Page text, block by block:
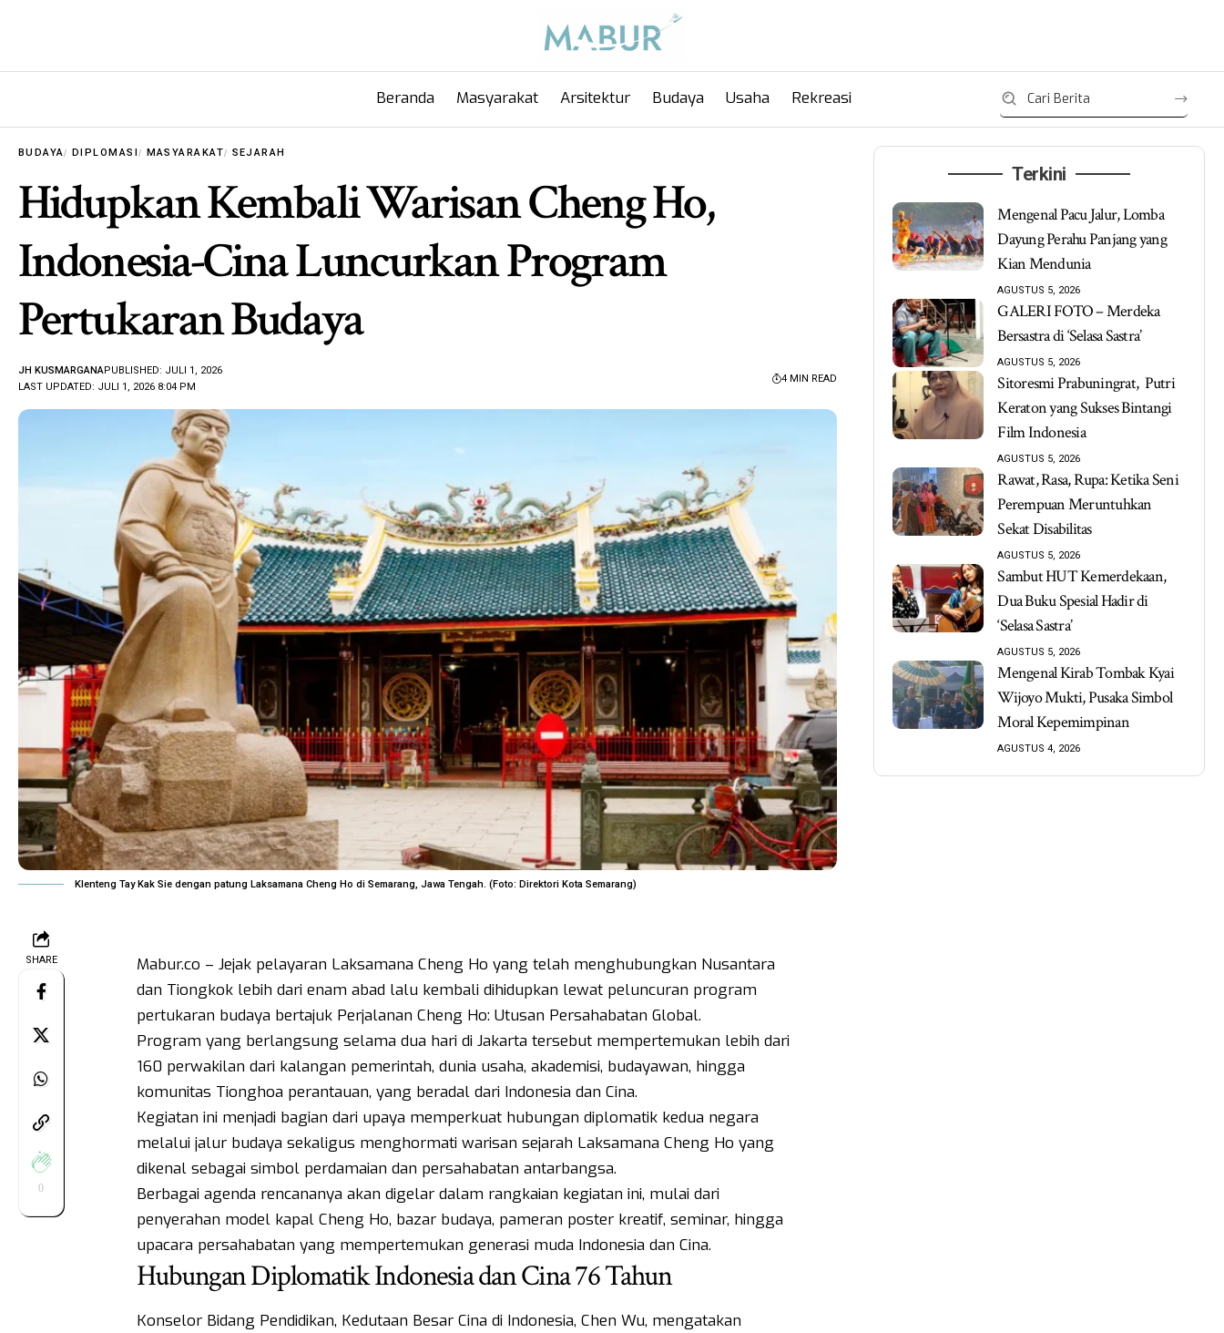
Beranda Masyarakat Arsitektur Budaya Usaha Rekreasi
BUDAYA DIPLOMASI MASYARAKAT SEJARAH
Hidupkan Kembali Warisan Cheng Ho,
Indonesia-Cina Luncurkan Program
Pertukaran Budaya
LAST UPDATED: JULI 1, 2026 8:04 PM
JH KUSMARGANAPUBLISHED: JULI 1, 2026
4 MIN READ
Klenteng Tay Kak Sie dengan patung Laksamana Cheng Ho di Semarang, Jawa Tengah. (Foto: Direktori Kota Semarang)
SHARE
0
Mabur.co – Jejak pelayaran Laksamana Cheng Ho yang telah menghubungkan Nusantara
dan Tiongkok lebih dari enam abad lalu kembali dihidupkan lewat peluncuran program
pertukaran budaya bertajuk Perjalanan Cheng Ho: Utusan Persahabatan Global.
Program yang berlangsung selama dua hari di Jakarta tersebut mempertemukan lebih dari
160 perwakilan dari kalangan pemerintah, dunia usaha, akademisi, budayawan, hingga
komunitas Tionghoa perantauan, yang beradal dari Indonesia dan Cina.
Kegiatan ini menjadi bagian dari upaya memperkuat hubungan diplomatik kedua negara
melalui jalur budaya sekaligus menghormati warisan sejarah Laksamana Cheng Ho yang
dikenal sebagai simbol perdamaian dan persahabatan antarbangsa.
Berbagai agenda rencananya akan digelar dalam rangkaian kegiatan ini, mulai dari
penyerahan model kapal Cheng Ho, bazar budaya, pameran poster kreatif, seminar, hingga
upacara persahabatan yang mempertemukan generasi muda Indonesia dan Cina.
Hubungan Diplomatik Indonesia dan Cina 76 Tahun
Konselor Bidang Pendidikan, Kedutaan Besar Cina di Indonesia, Chen Wu, mengatakan
Terkini
Mengenal Pacu Jalur, Lomba
Dayung Perahu Panjang yang
Kian Mendunia
AGUSTUS 5, 2026
GALERI FOTO – Merdeka
Bersastra di ‘Selasa Sastra’
AGUSTUS 5, 2026
Sitoresmi Prabuningrat, Putri
Keraton yang Sukses Bintangi
Film Indonesia
AGUSTUS 5, 2026
Rawat, Rasa, Rupa: Ketika Seni
Perempuan Meruntuhkan
Sekat Disabilitas
AGUSTUS 5, 2026
Sambut HUT Kemerdekaan,
Dua Buku Spesial Hadir di
‘Selasa Sastra’
AGUSTUS 5, 2026
Mengenal Kirab Tombak Kyai
Wijoyo Mukti, Pusaka Simbol
Moral Kepemimpinan
AGUSTUS 4, 2026